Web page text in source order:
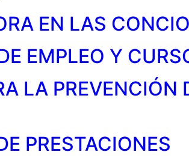
EN LAS
EMPLEO Y
LA PREVENCIÓN
PRESTACIONES